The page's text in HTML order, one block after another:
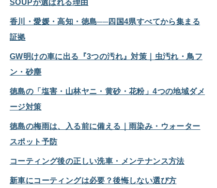
SOUPが選ばれる理由
香川・愛媛・高知・徳島──四国4県すべてから集まる
証拠
GW明けの車に出る『3つの汚れ』対策｜虫汚れ・鳥フ
ン・砂塵
徳島の「塩害・山林ヤニ・黄砂・花粉」4つの地域ダメ
ージ対策
徳島の梅雨は、入る前に備える｜雨染み・ウォーター
スポット予防
コーティング後の正しい洗車・メンテナンス方法
新車にコーティングは必要？後悔しない選び方